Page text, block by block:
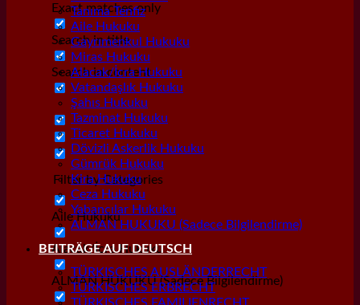
Exact matches only
Search in title
Search in content
Filter by Categories
Aile Hukuku
Alacak/İcra Hukuku
ALMAN HUKUKU (Sadece Bilgilendirme)
Tanıma Tenfiz
Aile Hukuku
Gayrımenkul Hukuku
Miras Hukuku
Alacak/İcra Hukuku
Vatandaşlık Hukuku
Şahıs Hukuku
Tazminat Hukuku
Ticaret Hukuku
Dövizli Askerlik Hukuku
Gümrük Hukuku
Kira Hukuku
Ceza Hukuku
Yabancılar Hukuku
ALMAN HUKUKU (Sadece Bilgilendirme)
BEITRÄGE AUF DEUTSCH
TÜRKISCHES AUSLÄNDERRECHT
TÜRKISCHES ERBRECHT